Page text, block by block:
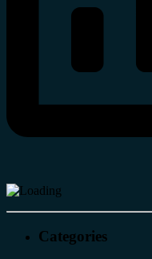
Categories